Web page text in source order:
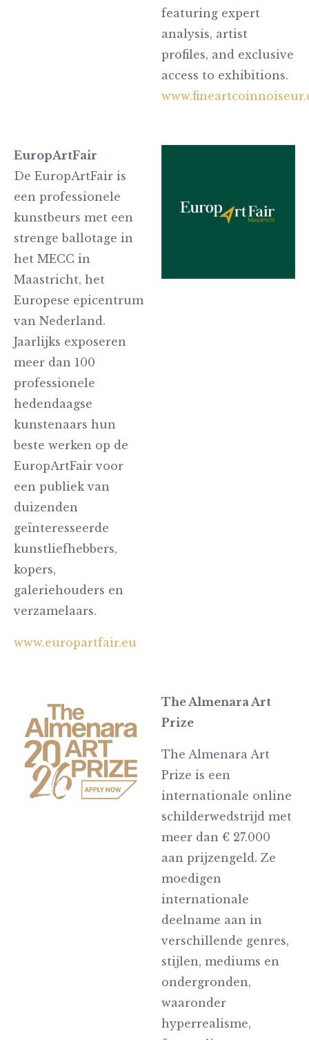
featuring expert
analysis, artist
profiles, and exclusive
access to exhibitions.
EuropArtFair
De EuropArtFair is
een professionele
kunstbeurs met een
strenge ballotage in
het MECC in
Maastricht, het
Europese epicentrum
van Nederland.
Jaarlijks exposeren
meer dan 100
professionele
hedendaagse
kunstenaars hun
beste werken op de
EuropArtFair voor
een publiek van
duizenden
geïnteresseerde
kunstliefhebbers,
kopers,
galeriehouders en
verzamelaars.
www.europartfair.eu
The Almenara Art
Prize
The Almenara Art
Prize is een
internationale online
schilderwedstrijd met
meer dan € 27.000
aan prijzengeld. Ze
moedigen
internationale
deelname aan in
verschillende genres,
stijlen, mediums en
ondergronden,
waaronder
hyperrealisme,